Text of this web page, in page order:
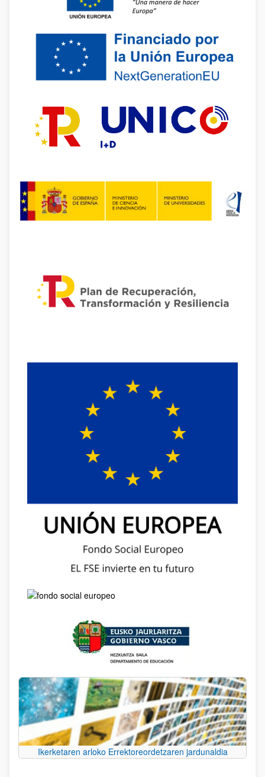
Ikerketaren arloko Errektoreordetzaren jardunaldia